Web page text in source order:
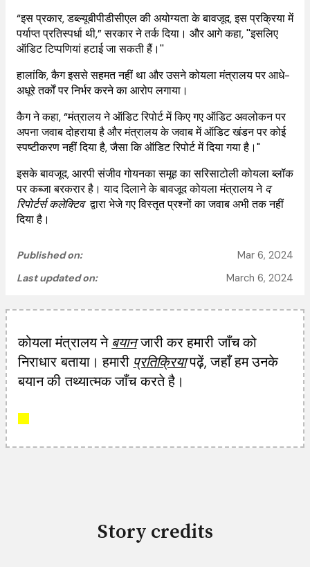
“इस प्रकार, डब्ल्यूबीपीडीसीएल की अयोग्यता के बावजूद, इस प्रक्रिया में
पर्याप्त प्रतिस्पर्धा थी,” सरकार ने तर्क दिया। और आगे कहा, ''इसलिए
ऑडिट टिप्पणियां हटाई जा सकती हैं।''
हालांकि, कैग इससे सहमत नहीं था और उसने कोयला मंत्रालय पर आधे-
अधूरे तर्कों पर निर्भर करने का आरोप लगाया।
कैग ने कहा, “मंत्रालय ने ऑडिट रिपोर्ट में किए गए ऑडिट अवलोकन पर
अपना जवाब दोहराया है और मंत्रालय के जवाब में ऑडिट खंडन पर कोई
स्पष्टीकरण नहीं दिया है, जैसा कि ऑडिट रिपोर्ट में दिया गया है।"
इसके बावजूद, आरपी संजीव गोयनका समूह का सरिसाटोली कोयला ब्लॉक
पर कब्जा बरकरार है। याद दिलाने के बावजूद कोयला मंत्रालय नेद
रिपोर्टर्स कलेक्टिवद्वारा भेजे गए विस्तृत प्रश्नों का जवाब अभी तक नहीं
दिया है।
Published on:
Mar 6, 2024
Last updated on:
March 6, 2024
कोयला मंत्रालय ने बयानजारी कर हमारी जाँच को
निराधार बताया। हमारी प्रतिक्रियापढ़ें, जहाँ हम उनके
बयान की तथ्यात्मक जाँच करते है।
Story credits